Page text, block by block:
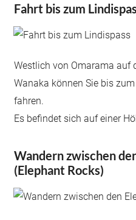
Fahrt bis zum
Westlich von Omarama auf
Wanaka können Sie bis
fahren.
Es befindet sich auf einer
Wandern zwischen
(Elephant Rocks)